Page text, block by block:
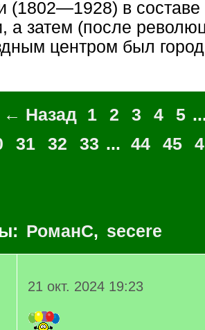
(1802—1928) в составе
а затем (после
центром был
← Назад 1 2 3 4 5
31 32 33 ... 44 45
РоманС, secere
21 окт. 2024 19:23